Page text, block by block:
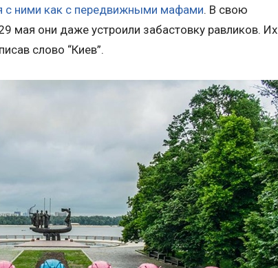
с ними как с передвижными мафами. В свою
мая они даже устроили забастовку равликов. Их
слово “Киев”.